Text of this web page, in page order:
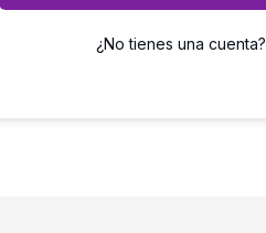
¿No tienes una cuenta?